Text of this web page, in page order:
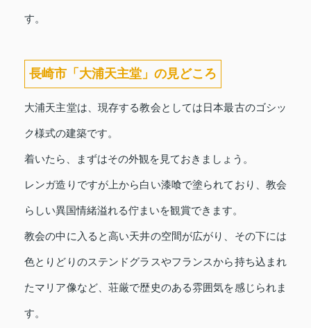
す。
長崎市「大浦天主堂」の見どころ
大浦天主堂は、現存する教会としては日本最古のゴシッ
ク様式の建築です。
着いたら、まずはその外観を見ておきましょう。
レンガ造りですが上から白い漆喰で塗られており、教会
らしい異国情緒溢れる佇まいを観賞できます。
教会の中に入ると高い天井の空間が広がり、その下には
色とりどりのステンドグラスやフランスから持ち込まれ
たマリア像など、荘厳で歴史のある雰囲気を感じられま
す。